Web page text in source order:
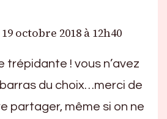
19 octobre 2018 à 12h40
trépidante ! vous n’avez
du choix…merci de
partager, même si on ne